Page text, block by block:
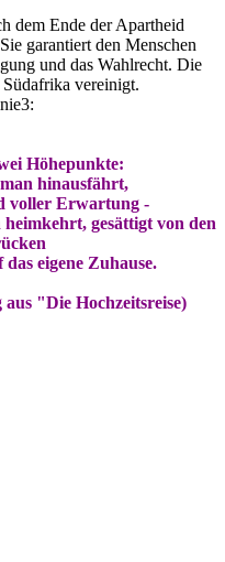
dem Ende der Apartheid
garantiert den Menschen
und das Wahlrecht. Die
vereinigt.
Höhepunkte:
hinausfährt,
voller Erwartung -
gesättigt von den
eigene Zuhause.
"Die Hochzeitsreise)